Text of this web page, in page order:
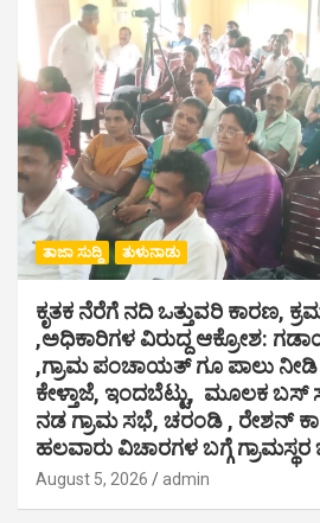
ತಾಜಾ ಸುದ್ದಿ ತುಳುನಾಡು
ಕೃತಕ ನೆರೆಗೆ ನದಿ ಒತ್ತುವರಿ ಕಾರಣ,
,ಅಧಿಕಾರಿಗಳ ವಿರುದ್ದ ಆಕ್ರೋಶ:
,ಗ್ರಾಮ ಪಂಚಾಯತ್ ಗೂ ಪಾಲು
ಕೇಳ್ತಾಜೆ, ಇಂದಬೆಟ್ಟು, ಮೂಲಕ ಬಸ್
ನಡ ಗ್ರಾಮ ಸಭೆ, ಚರಂಡಿ , ರೇಶನ್
ಹಲವಾರು ವಿಚಾರಗಳ ಬಗ್ಗೆ
August 5, 2026 admin